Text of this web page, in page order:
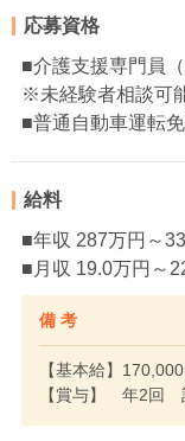
応募資格
■介護支援専門員
※未経験者相談可
■普通自動車運転
給料
■年収 287万円～
■月収 19.0万円～
備 考
【基本給】
【賞与】 年2回